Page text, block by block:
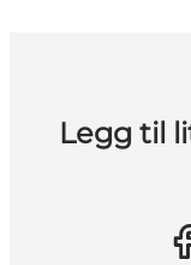
Legg til